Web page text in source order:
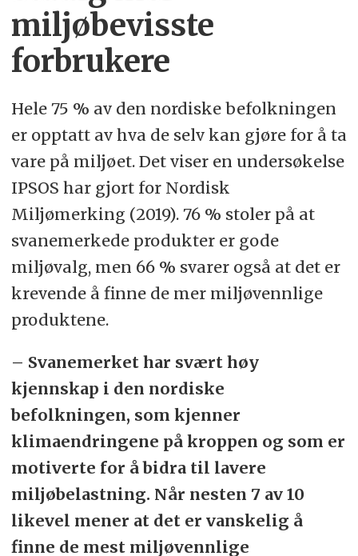
miljøbevisste
forbrukere
Hele 75 % av den nordiske befolkningen
er opptatt av hva de selv kan gjøre for å ta
vare på miljøet. Det viser en undersøkelse
IPSOS har gjort for Nordisk
Miljømerking (2019). 76 % stoler på at
svanemerkede produkter er gode
miljøvalg, men 66 % svarer også at det er
krevende å finne de mer miljøvennlige
produktene.
– Svanemerket har svært høy
kjennskap i den nordiske
befolkningen, som kjenner
klimaendringene på kroppen og som er
motiverte for å bidra til lavere
miljøbelastning. Når nesten 7 av 10
likevel mener at det er vanskelig å
finne de mest miljøvennlige